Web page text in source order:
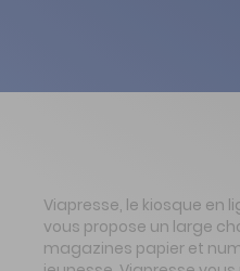
Viapresse, le kiosque en
vous propose un large
magazines papier et